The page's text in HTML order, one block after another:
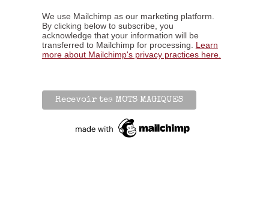
We use Mailchimp as our marketing platform.
By clicking below to subscribe, you
acknowledge that your information will be
transferred to Mailchimp for processing. Learn
more about Mailchimp's privacy practices here.